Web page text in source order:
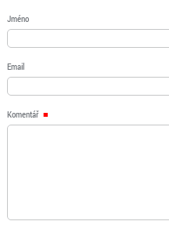
Jméno
Email
Komentář